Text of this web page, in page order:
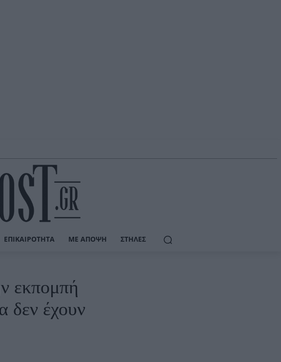
ΕΠΙΚΑΙΡΌΤΗΤΑ ΜΕ ΆΠΟΨΗ ΣΤΉΛΕΣ
εκπομπή
δεν έχουν